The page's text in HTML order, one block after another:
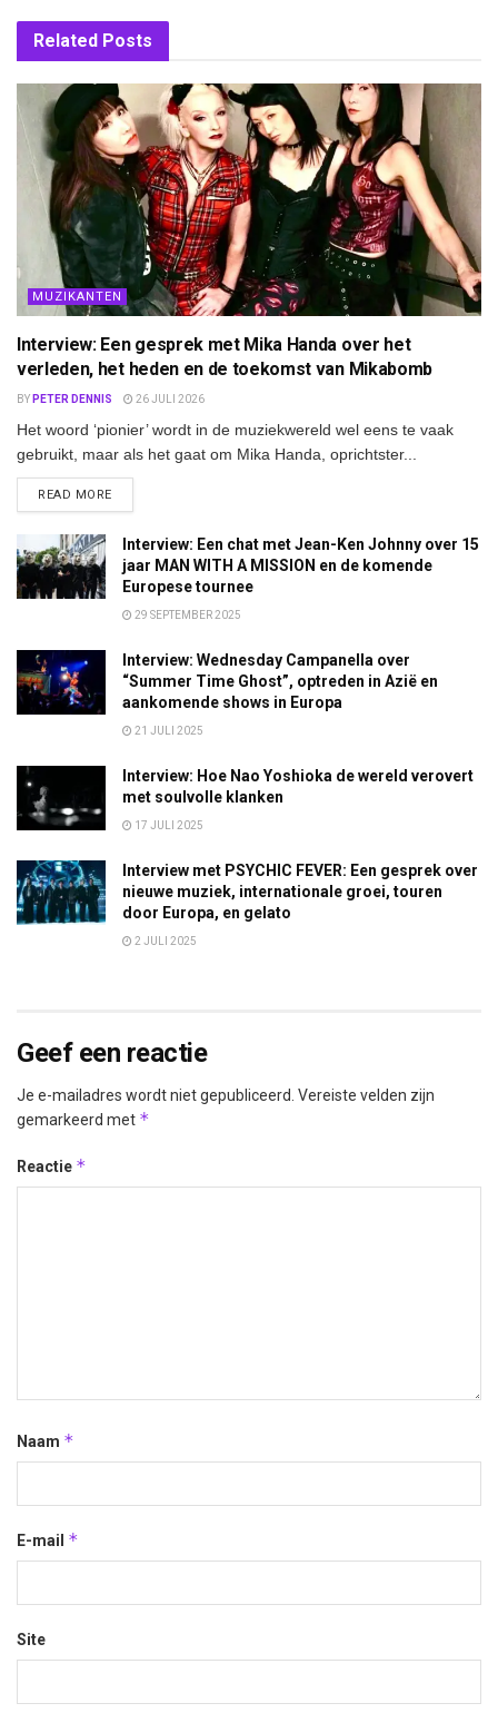
Related Posts
MUZIKANTEN
Interview: Een gesprek met Mika Handa over het
verleden, het heden en de toekomst van Mikabomb
BY PETER DENNIS 26 JULI 2026
Het woord ‘pionier’ wordt in de muziekwereld wel eens te vaak
gebruikt, maar als het gaat om Mika Handa, oprichtster...
READ MOREDETAILS
Interview: Een chat met Jean-Ken Johnny over 15
jaar MAN WITH A MISSION en de komende
Europese tournee
29 SEPTEMBER 2025
Interview: Wednesday Campanella over
“Summer Time Ghost”, optreden in Azië en
aankomende shows in Europa
21 JULI 2025
Interview: Hoe Nao Yoshioka de wereld verovert
met soulvolle klanken
17 JULI 2025
Interview met PSYCHIC FEVER: Een gesprek over
nieuwe muziek, internationale groei, touren
door Europa, en gelato
2 JULI 2025
Geef een reactie
Je e-mailadres wordt niet gepubliceerd. Vereiste velden zijn
gemarkeerd met *
Reactie *
Naam *
E-mail *
Site